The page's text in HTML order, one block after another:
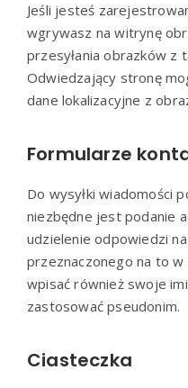
Jeśli jesteś
wgrywasz na witrynę
przesyłania obrazków z
Odwiedzający stronę
dane lokalizacyjne z
Formularze
Do wysyłki wiadomości
niezbędne jest podanie
udzielenie odpowiedzi
przeznaczonego na to
wpisać również swoje
zastosować pseudonim.
Ciasteczka